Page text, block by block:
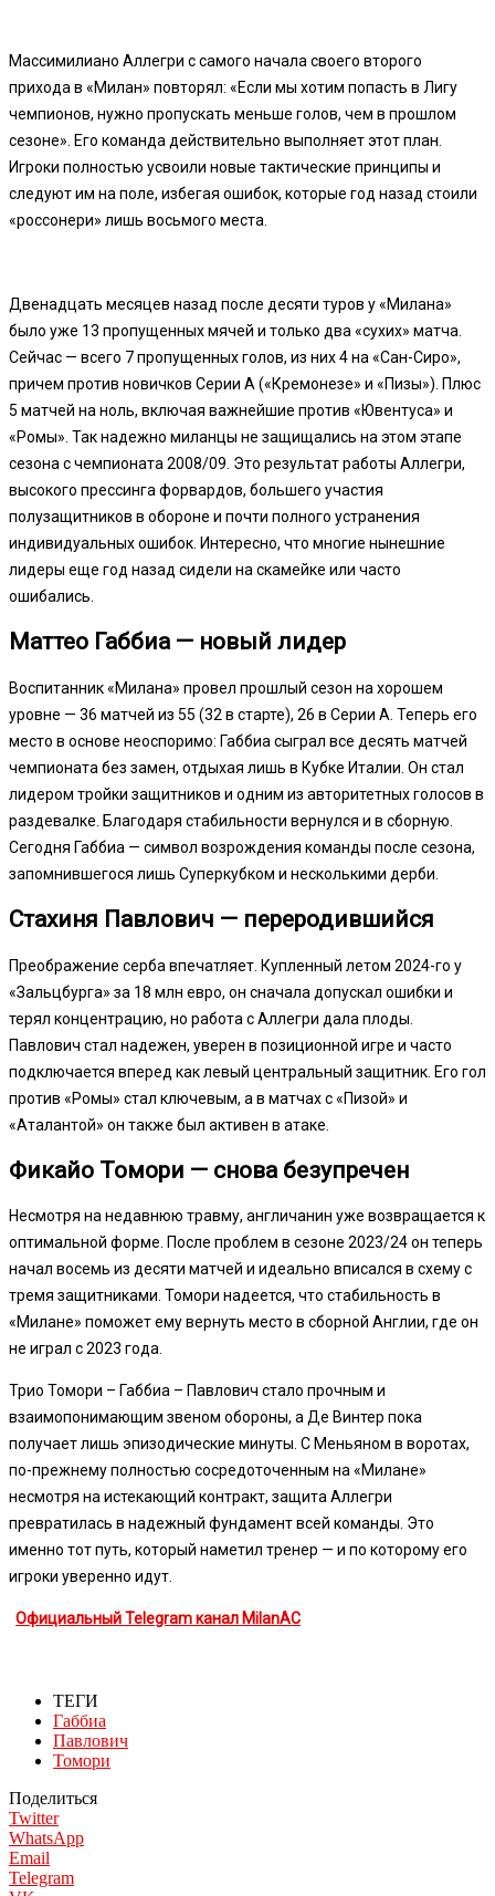
Массимилиано Аллегри с самого начала своего второго
прихода в «Милан» повторял: «Если мы хотим попасть в Лигу
чемпионов, нужно пропускать меньше голов, чем в прошлом
сезоне». Его команда действительно выполняет этот план.
Игроки полностью усвоили новые тактические принципы и
следуют им на поле, избегая ошибок, которые год назад стоили
«россонери» лишь восьмого места.
Двенадцать месяцев назад после десяти туров у «Милана»
было уже 13 пропущенных мячей и только два «сухих» матча.
Сейчас — всего 7 пропущенных голов, из них 4 на «Сан-Сиро»,
причем против новичков Серии А («Кремонезе» и «Пизы»). Плюс
5 матчей на ноль, включая важнейшие против «Ювентуса» и
«Ромы». Так надежно миланцы не защищались на этом этапе
сезона с чемпионата 2008/09. Это результат работы Аллегри,
высокого прессинга форвардов, большего участия
полузащитников в обороне и почти полного устранения
индивидуальных ошибок. Интересно, что многие нынешние
лидеры еще год назад сидели на скамейке или часто
ошибались.
Маттео Габбиа — новый лидер
Воспитанник «Милана» провел прошлый сезон на хорошем
уровне — 36 матчей из 55 (32 в старте), 26 в Серии А. Теперь его
место в основе неоспоримо: Габбиа сыграл все десять матчей
чемпионата без замен, отдыхая лишь в Кубке Италии. Он стал
лидером тройки защитников и одним из авторитетных голосов в
раздевалке. Благодаря стабильности вернулся и в сборную.
Сегодня Габбиа — символ возрождения команды после сезона,
запомнившегося лишь Суперкубком и несколькими дерби.
Стахиня Павлович — переродившийся
Преображение серба впечатляет. Купленный летом 2024-го у
«Зальцбурга» за 18 млн евро, он сначала допускал ошибки и
терял концентрацию, но работа с Аллегри дала плоды.
Павлович стал надежен, уверен в позиционной игре и часто
подключается вперед как левый центральный защитник. Его гол
против «Ромы» стал ключевым, а в матчах с «Пизой» и
«Аталантой» он также был активен в атаке.
Фикайо Томори — снова безупречен
Несмотря на недавнюю травму, англичанин уже возвращается к
оптимальной форме. После проблем в сезоне 2023/24 он теперь
начал восемь из десяти матчей и идеально вписался в схему с
тремя защитниками. Томори надеется, что стабильность в
«Милане» поможет ему вернуть место в сборной Англии, где он
не играл с 2023 года.
Трио Томори – Габбиа – Павлович стало прочным и
взаимопонимающим звеном обороны, а Де Винтер пока
получает лишь эпизодические минуты. С Меньяном в воротах,
по-прежнему полностью сосредоточенным на «Милане»
несмотря на истекающий контракт, защита Аллегри
превратилась в надежный фундамент всей команды. Это
именно тот путь, который наметил тренер — и по которому его
игроки уверенно идут.
Официальный Telegram канал MilanAC
ТЕГИ
Габбиа
Павлович
Томори
Поделиться
Twitter
WhatsApp
Email
Telegram